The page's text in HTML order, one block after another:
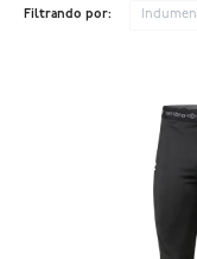
Filtrando por: